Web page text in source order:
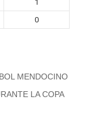
1
0
MENDOCINO
LA COPA